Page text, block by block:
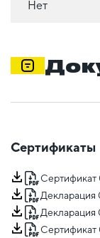
Нет
Сертификаты
Декларация
Декларация